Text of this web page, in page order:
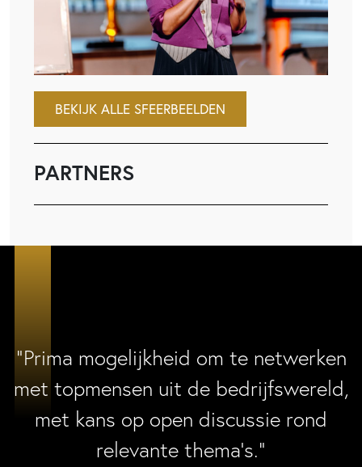
BEKIJK ALLE SFEERBEELDEN
PARTNERS
“Prima mogelijkheid om te netwerken
met topmensen uit de bedrijfswereld,
met kans op open discussie rond
relevante thema’s.”